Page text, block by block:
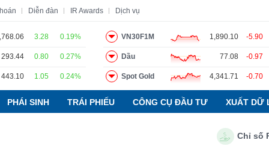
Diễn đàn IR Awards Dịch vụ
3.28 0.19%
293.44 0.80 0.27%
443.10 1.05 0.24%
VN30F1M 1,890.10 -5.90
Dầu 77.08 -0.97
Spot Gold 4,341.71 -0.70
PHÁI SINH TRÁI PHIẾU CÔNG CỤ ĐẦU TƯ XUẤT DỮ
Chỉ số PMI
Báo cáo phân tích Thuật ngữ